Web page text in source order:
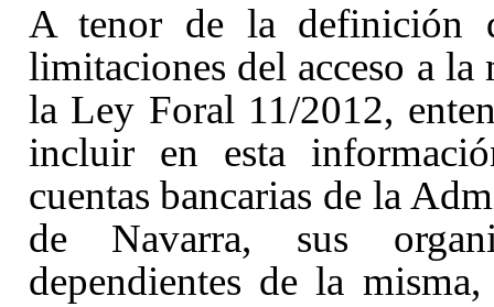
A tenor de la definición
limitaciones del acceso a
la Ley Foral 11/2012,
incluir en esta
cuentas bancarias de la
de Navarra, sus
dependientes de la